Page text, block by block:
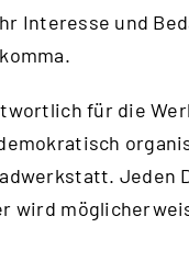
Interesse und
für die
Jeden
wird